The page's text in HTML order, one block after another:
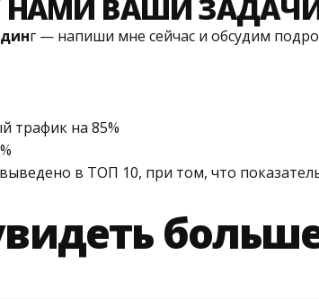
НАМИ ВАШИ
г — напиши мне сейчас и обсудим
трафик на 85%
в ТОП 10, при том, что